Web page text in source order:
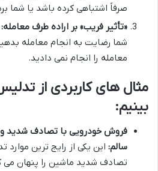
صرفاً اشتباهی کرده باشد یا شما
«تأثیر فریب» بر اراده طرف معامله:
شما رضایت به انجام معامله
معامله را انجام نمی دادید.
مثال های کاربردی از
بینیم:
فروش خودرویی با تصادف شدید و
سالم: این یکی از رایج ترین
تصادف شدید ماشین را پنهان می